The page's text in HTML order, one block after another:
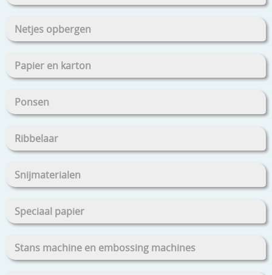
Netjes opbergen
Papier en karton
Ponsen
Ribbelaar
Snijmaterialen
Speciaal papier
Stans machine en embossing machines